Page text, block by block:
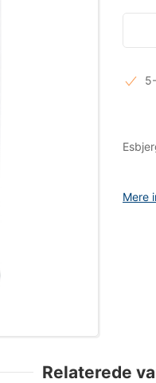
Mere
Relaterede